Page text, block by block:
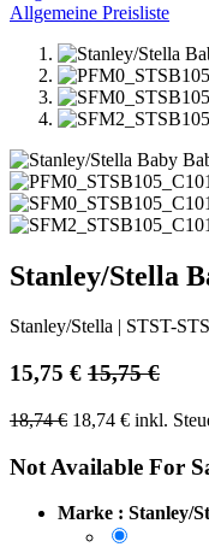
Allgemeine Preisliste
Stanley/Stella
Stanley/Stella STST-
15,75 € 15,75€
18,74€ 18,74 € inkl.
Not Available For
Marke : Stanley/